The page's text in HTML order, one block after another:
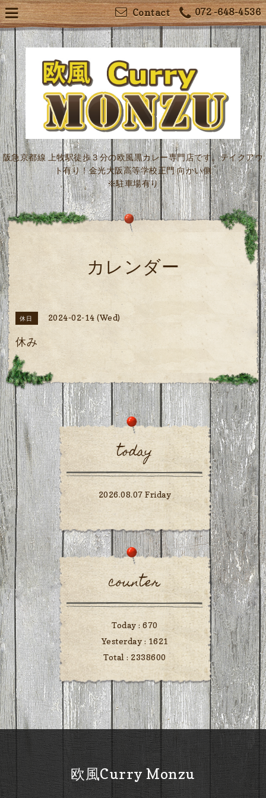
072 -648-4536
Contact
阪急京都線 上牧駅徒歩３分の欧風黒カレー専門店です。テイクアウ
ト有り！金光大阪高等学校正門 向かい側
※駐車場有り
カレンダー
休日 2024-02-14 (Wed)
休み
today
2026.08.07 Friday
counter
Today :670
Yesterday : 1621
Total : 2338600
欧風Curry Monzu